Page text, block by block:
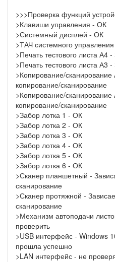
>>>Проверка функций
>Клавиши управления - ОК
>Системный дисплей - ОК
>ТАЧ системного
>Печать тестового листа А4
>Печать тестового листа А3
>Копирование/
копирование/сканирование
>Копирование/
копирование/сканирование
>Забор лотка 1 - ОК
>Забор лотка 2 - ОК
>Забор лотка 3 - ОК
>Забор лотка 4 - ОК
>Забор лотка 5 - ОК
>Забор лотка 6 - ОК
>Сканер планшетный -
сканирование
>Сканер протяжной -
сканирование
>Механизм автоподачи
проверить
>USB интерфейс - Windows
прошла успешно
>LAN интерфейс - не